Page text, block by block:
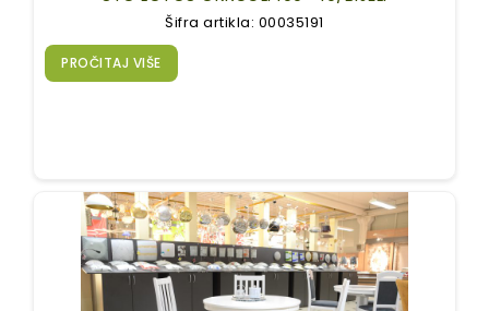
Šifra artikla: 00035191
PROČITAJ VIŠE